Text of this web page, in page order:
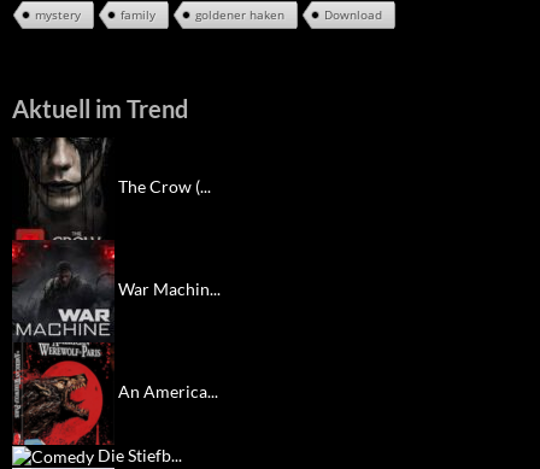
mystery family goldener haken Download
Aktuell im Trend
The Crow (...
War Machin...
An America...
Die Stiefb...